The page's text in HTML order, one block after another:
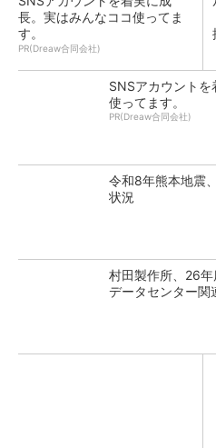
長。実はみんなココ使ってま
す。
PR(Dreaw合同会社)
SNSアカウントを
使ってます。
PR(Dreaw合同会社)
令和8年熊本地震
状況
村田製作所、26
データセンター関